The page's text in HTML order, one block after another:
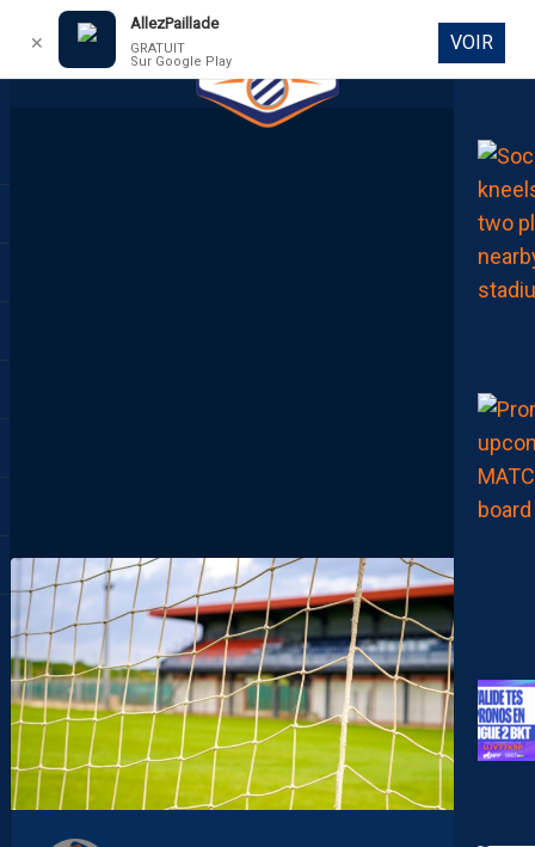
DIRECT
✕
AllezPaillade
GRATUIT
Sur Google Play
VOIR